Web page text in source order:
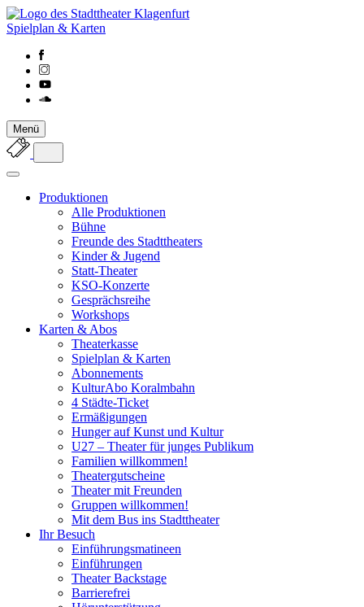
Spielplan & Karten
Menü
Produktionen
Alle Produktionen
Bühne
Freunde des Stadttheaters
Kinder & Jugend
Statt-Theater
KSO-Konzerte
Gesprächsreihe
Workshops
Karten & Abos
Theaterkasse
Spielplan & Karten
Abonnements
KulturAbo Koralmbahn
4 Städte-Ticket
Ermäßigungen
Hunger auf Kunst und Kultur
U27 – Theater für junges Publikum
Familien willkommen!
Theatergutscheine
Theater mit Freunden
Gruppen willkommen!
Mit dem Bus ins Stadttheater
Ihr Besuch
Einführungsmatineen
Einführungen
Theater Backstage
Barrierefrei